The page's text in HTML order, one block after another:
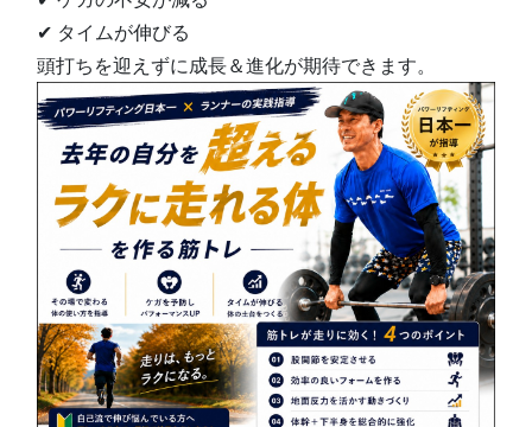
✔ タイムが伸びる
頭打ちを迎えずに成長＆進化が期待できます。